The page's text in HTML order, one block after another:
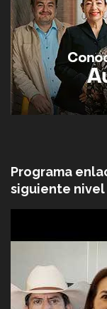
Programa
siguiente nivel